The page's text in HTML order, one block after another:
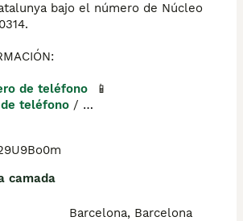
bajo el número de Núcleo
de teléfono
teléfono
para conocerlos
en nuestra web
camada
Barcelona, Barcelona